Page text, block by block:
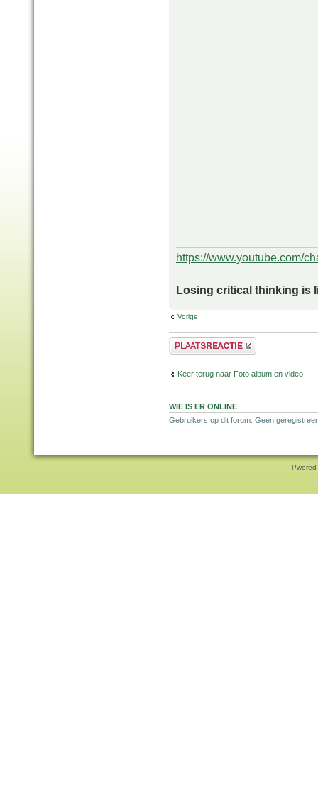
https://www.youtube.com/
Losing critical thinking is
Vorige
Plaats een reactie
Keer terug naar Foto album en video
WIE IS ER ONLINE
Gebruikers op dit forum: Geen